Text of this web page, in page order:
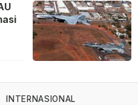
INTERNASIONAL